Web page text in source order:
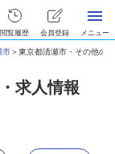
閲覧履歴 会員登録 メニュー
市＞東京都清瀬市・その他の
求人情報